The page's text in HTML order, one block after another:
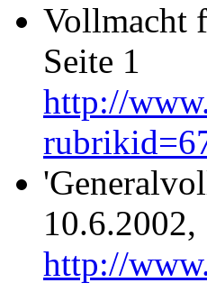
Vollmacht
Seite 1
http://
10.6.2002,
http://